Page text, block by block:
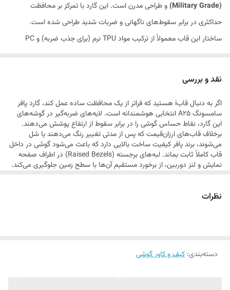
(Military Grade)
و طراحی مدرن است. این گارد با تمرکز بر محافظت
حداکثری در برابر سقوط‌های ناگهانی و ضربات شدید طراحی شده است.
ساختار این قاب معمولاً از ترکیب مواد TPU نرم (برای جذب ضربه) و PC
معمولی کاملاً متمایز است.
نقد و بررسی
اگر به دنبال قابi هستید که فراتر از یک محافظت ساده عمل کند، گارد پافر
سامسونگ A25 انتخابی هوشمندانه است. لایه‌های ضربه‌گیر در گوشه‌های
این گارد، نقاط حساس گوشی را در برابر سقوط از ارتفاع پوشش می‌دهند.
برخلاف قاب‌های ارزان‌قیمت که پس از مدتی تغییر رنگ می‌دهند یا شل
می‌شوند، برند پافر کیفیت ساخت بالایی دارد که باعث می‌شود گوشی در داخل
قاب کاملاً ثابت بماند. لبه‌های برجسته (Raised Bezels) در اطراف صفحه
نمایش و لنز دوربین، از برخورد مستقیم آن‌ها با سطح زمین جلوگیری می‌کند.
نظرات
دسته‌بندی: کیف و کاور گوشی